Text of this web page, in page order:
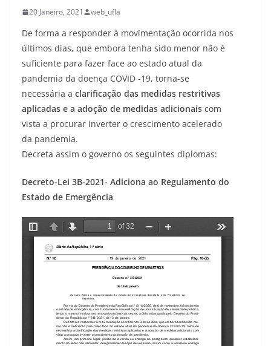
20 Janeiro, 2021 web_ufla
De forma a responder à movimentação ocorrida nos
últimos dias, que embora tenha sido menor não é
suficiente para fazer face ao estado atual da
pandemia da doença COVID -19, torna-se
necessária a clarificação das medidas restritivas
aplicadas e a adoção de medidas adicionais com
vista a procurar inverter o crescimento acelerado
da pandemia.
Decreta assim o governo os seguintes diplomas:
Decreto-Lei 3B-2021- Adiciona ao Regulamento do
Estado de Emergência